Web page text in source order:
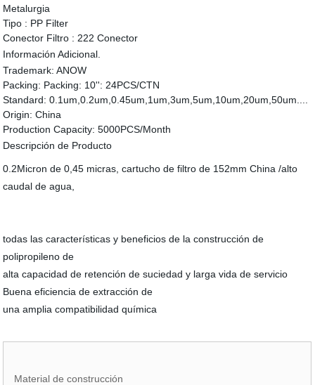
Metalurgia
Tipo : PP Filter
Conector Filtro : 222 Conector
Información Adicional.
Trademark: ANOW
Packing: Packing: 10'': 24PCS/CTN
Standard: 0.1um,0.2um,0.45um,1um,3um,5um,10um,20um,50um....
Origin: China
Production Capacity: 5000PCS/Month
Descripción de Producto
0.2Micron de 0,45 micras, cartucho de filtro de 152mm China /alto
caudal de agua,
todas las características y beneficios de la construcción de
polipropileno de
alta capacidad de retención de suciedad y larga vida de servicio
Buena eficiencia de extracción de
una amplia compatibilidad química
Material de construcción